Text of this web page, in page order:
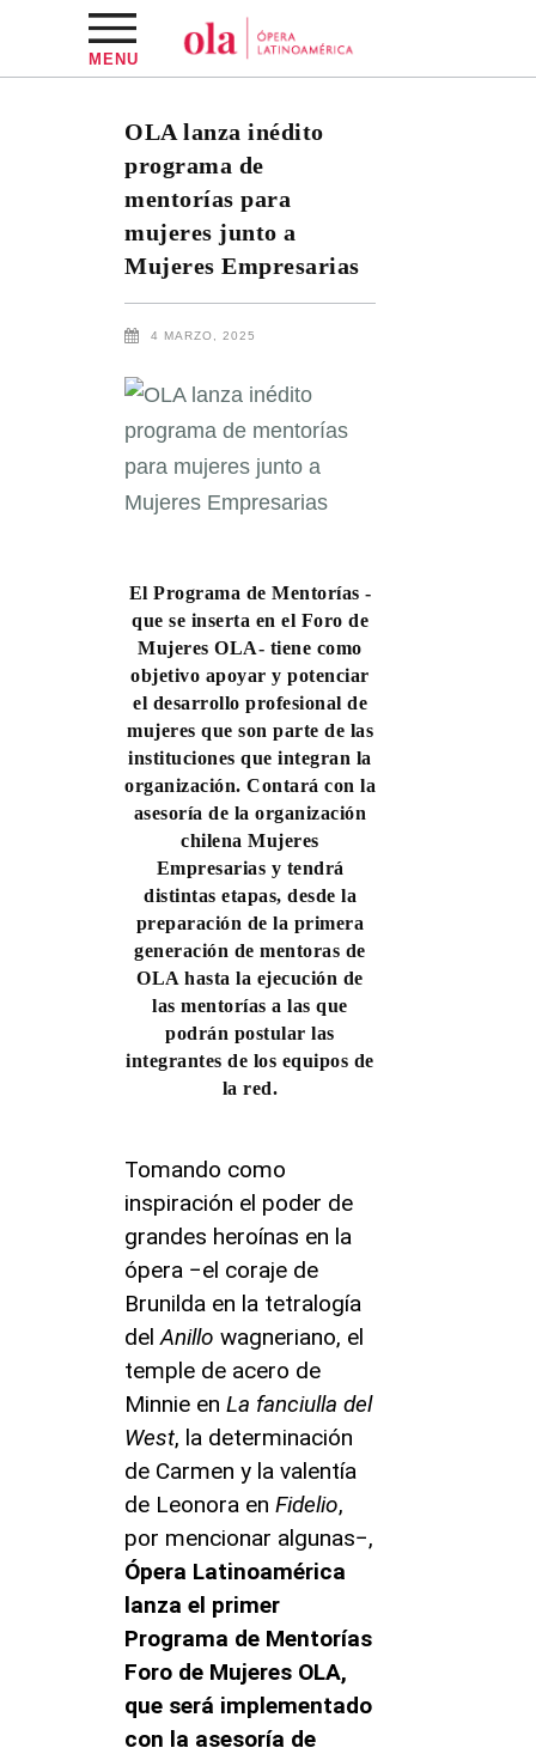
MENU
OLA lanza inédito
programa de
mentorías para
mujeres junto a
Mujeres Empresarias
4 MARZO, 2025
El Programa de Mentorías -
que se inserta en el Foro de
Mujeres OLA- tiene como
objetivo apoyar y potenciar
el desarrollo profesional de
mujeres que son parte de las
instituciones que integran la
organización. Contará con la
asesoría de la organización
chilena Mujeres
Empresarias y tendrá
distintas etapas, desde la
preparación de la primera
generación de mentoras de
OLA hasta la ejecución de
las mentorías a las que
podrán postular las
integrantes de los equipos de
la red.
Tomando como
inspiración el poder de
grandes heroínas en la
ópera −el coraje de
Brunilda en la tetralogía
delAnillo wagneriano, el
temple de acero de
Minnie en La fanciulla del
West, la determinación
de Carmen y la valentía
de Leonora en Fidelio,
por mencionar algunas−,
Ópera Latinoamérica
lanza el primer
Programa de Mentorías
Foro de Mujeres OLA,
que será implementado
con la asesoría de